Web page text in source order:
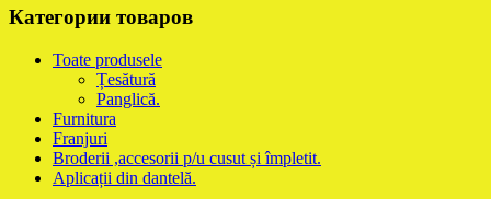
Категории товаров
Toate produsele
Țesătură
Panglică.
Furnitura
Franjuri
Broderii ,accesorii p/u cusut și împletit.
Aplicații din dantelă.